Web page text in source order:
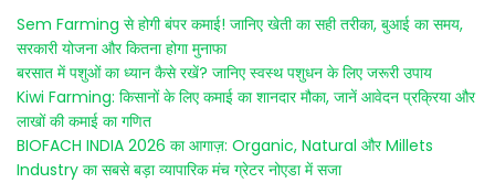
Sem Farming से होगी बंपर कमाई! जानिए खेती का सही तरीका, बुआई का समय,
सरकारी योजना और कितना होगा मुनाफा
बरसात में पशुओं का ध्यान कैसे रखें? जानिए स्वस्थ पशुधन के लिए जरूरी उपाय
Kiwi Farming: किसानों के लिए कमाई का शानदार मौका, जानें आवेदन प्रक्रिया और
लाखों की कमाई का गणित
BIOFACH INDIA 2026 का आगाज़: Organic, Natural और Millets
Industry का सबसे बड़ा व्यापारिक मंच ग्रेटर नोएडा में सजा